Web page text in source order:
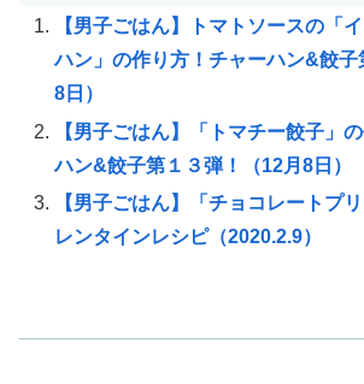
【男子ごはん】トマトソースの「
ハン」の作り方！チャーハン&餃子
8日）
【男子ごはん】「トマチー餃子」
ハン&餃子第１３弾！（12月8日）
【男子ごはん】「チョコレートプ
レンタインレシピ（2020.2.9）